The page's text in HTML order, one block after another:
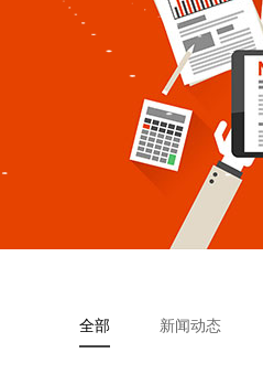
全部 新闻动态